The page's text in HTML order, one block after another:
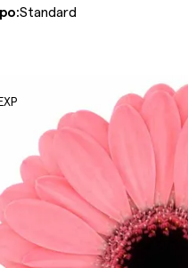
Standard